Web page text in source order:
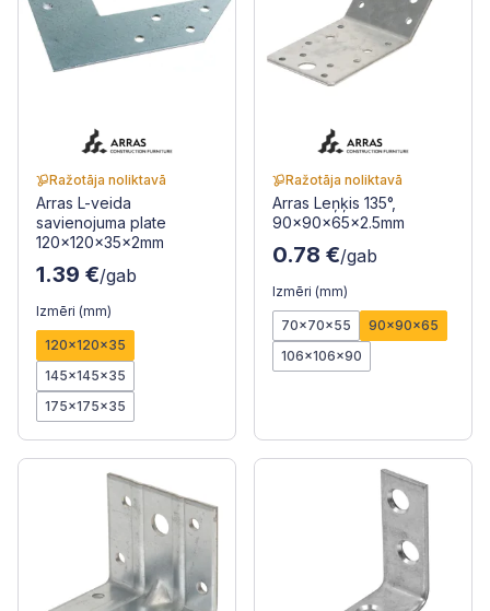
Ražotāja noliktavā
Arras L-veida
savienojuma plate
120x120x35x2mm
1.39 €/gab
Izmēri (mm)
120x120x35
145x145x35
175x175x35
Ražotāja noliktavā
Arras Leņķis 135°,
90x90x65x2.5mm
0.78 €/gab
Izmēri (mm)
70x70x55
90x90x65
106x106x90